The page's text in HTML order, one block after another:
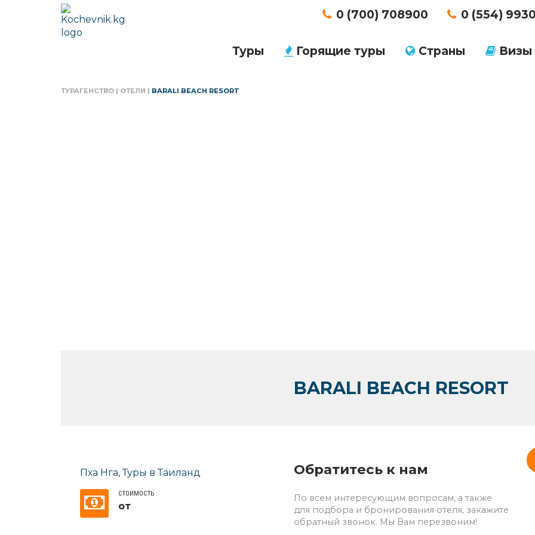
0 (700) 708900 0 (554)
Туры Горящие туры Страны Визы
ТУРАГЕНСТВО | ОТЕЛИ | BARALI BEACH RESORT
BARALI BEACH RESORT
Пха Нга,Туры в Таиланд
СТОИМОСТЬ
от
Обратитесь к нам
По всем интересующим вопросам, а также
для подбора и бронирования отеля, закажите
обратный звонок. Мы Вам перезвоним!